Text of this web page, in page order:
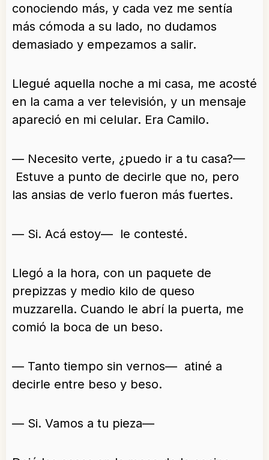
conociendo más, y cada vez me sentía
más cómoda a su lado, no dudamos
demasiado y empezamos a salir.
Llegué aquella noche a mi casa, me acosté
en la cama a ver televisión, y un mensaje
apareció en mi celular. Era Camilo.
— Necesito verte, ¿puedo ir a tu casa?—
Estuve a punto de decirle que no, pero
las ansias de verlo fueron más fuertes.
— Si. Acá estoy— le contesté.
Llegó a la hora, con un paquete de
prepizzas y medio kilo de queso
muzzarella. Cuando le abrí la puerta, me
comió la boca de un beso.
— Tanto tiempo sin vernos— atiné a
decirle entre beso y beso.
— Si. Vamos a tu pieza—